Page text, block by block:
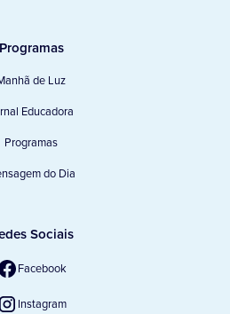
Programas
de Luz
Educadora
Programas
do Dia
Sociais
Facebook
Instagram